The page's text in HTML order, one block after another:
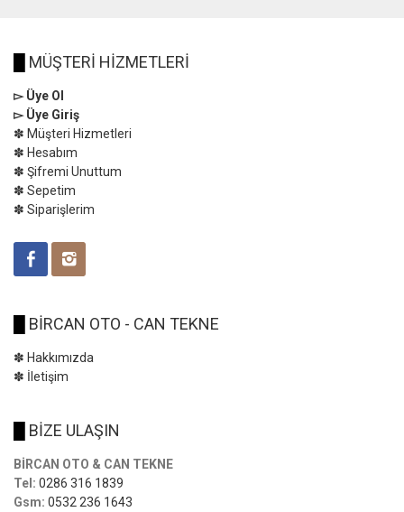
MÜŞTERİ HİZMETLERİ
▻ Üye Ol
▻ Üye Giriş
✽ Müşteri Hizmetleri
✽ Hesabım
✽ Şifremi Unuttum
✽ Sepetim
✽ Siparişlerim
BİRCAN OTO - CAN TEKNE
✽ Hakkımızda
✽ İletişim
BİZE ULAŞIN
BİRCAN OTO & CAN TEKNE
Tel: 0286 316 1839
Gsm: 0532 236 1643